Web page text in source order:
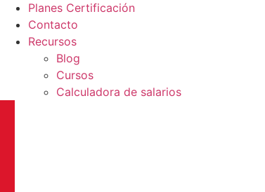
Planes Certificación
Contacto
Recursos
Blog
Cursos
Calculadora de salarios